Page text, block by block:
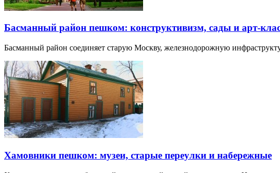
Басманный район пешком: конструктивизм, сады и арт-
Басманный район соединяет старую Москву, железнодорожную
Хамовники пешком: музеи, старые переулки и набережные